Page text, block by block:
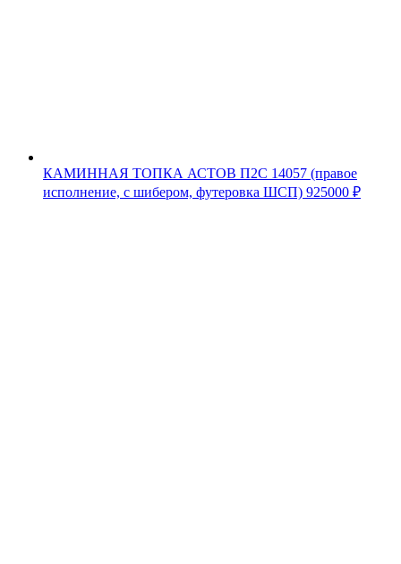
КАМИННАЯ ТОПКА АСТОВ П2С 14057 (правое
исполнение, с шибером, футеровка ШСП) 925000 ₽